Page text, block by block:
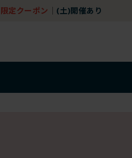
限定クーポン (土)開催あり